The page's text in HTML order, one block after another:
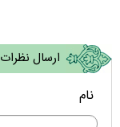
ارسال نظرات
نام